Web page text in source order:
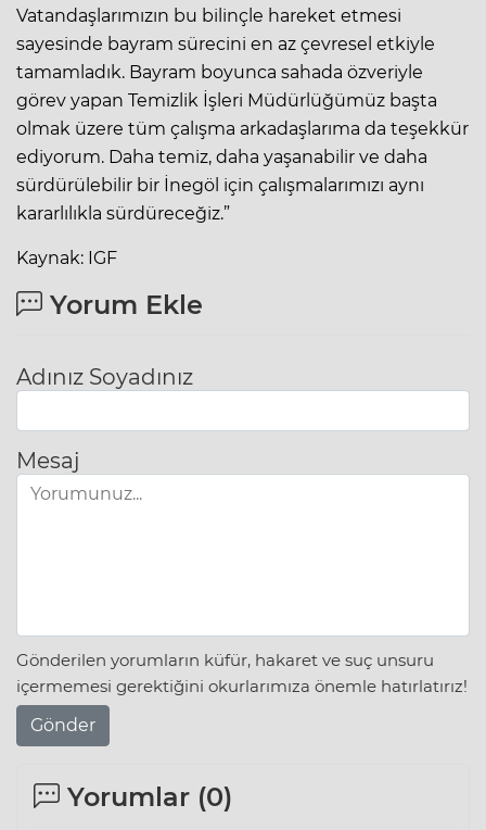
Vatandaşlarımızın bu bilinçle hareket etmesi
sayesinde bayram sürecini en az çevresel etkiyle
tamamladık. Bayram boyunca sahada özveriyle
görev yapan Temizlik İşleri Müdürlüğümüz başta
olmak üzere tüm çalışma arkadaşlarıma da teşekkür
ediyorum. Daha temiz, daha yaşanabilir ve daha
sürdürülebilir bir İnegöl için çalışmalarımızı aynı
kararlılıkla sürdüreceğiz.”
Kaynak: IGF
Yorum Ekle
Adınız Soyadınız
Mesaj
Gönderilen yorumların küfür, hakaret ve suç unsuru
içermemesi gerektiğini okurlarımıza önemle hatırlatırız!
Gönder
Yorumlar (0)